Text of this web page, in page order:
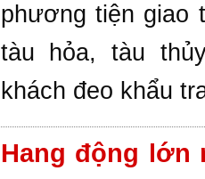
phương tiện giao
tàu hỏa, tàu
khách đeo khẩu
Hang động lớn